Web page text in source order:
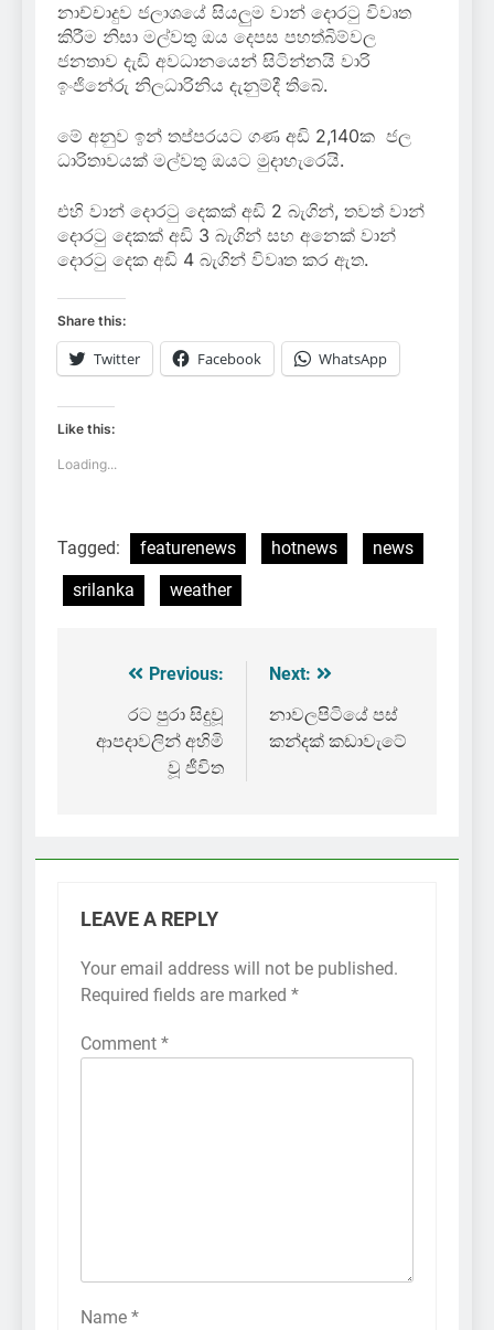
නාච්චාදුව ජලාශයේ සියලුම වාන් දොරටු විවෘත
කිරීම නිසා මල්වතු ඔය දෙපස පහත්බිම්වල
ජනතාව දැඩි අවධානයෙන් සිටින්නයි වාරි
ඉංජිනේරු නිලධාරිනිය දැනුම්දී තිබේ.
මේ අනුව ඉන් තප්පරයට ගණ අඩි 2,140ක ජල
ධාරිතාවයක් මල්වතු ඔයට මුදාහැරෙයි.
එහි වාන් දොරටු දෙකක් අඩි 2 බැගින්, තවත් වාන්
දොරටු දෙකක් අඩි 3 බැගින් සහ අනෙක් වාන්
දොරටු දෙක අඩි 4 බැගින් විවෘත කර ඇත.
Share this:
Twitter Facebook WhatsApp
Like this:
Loading...
Tagged: featurenews hotnews
news
srilanka
weather
Post
navigation
Previous:
රට පුරා සිදුවූ
ආපදාවලින් අහිමි
වූ ජීවිත
Next:
නාවලපිටියේ පස්
කන්දක් කඩාවැටේ
LEAVE A REPLY
Your email address will not be published.
Required fields are marked *
Comment *
Name *